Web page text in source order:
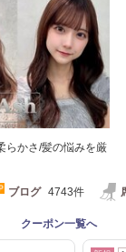
らかさ/髪の悩みを厳
ブログ 4743件
クーポン一覧へ